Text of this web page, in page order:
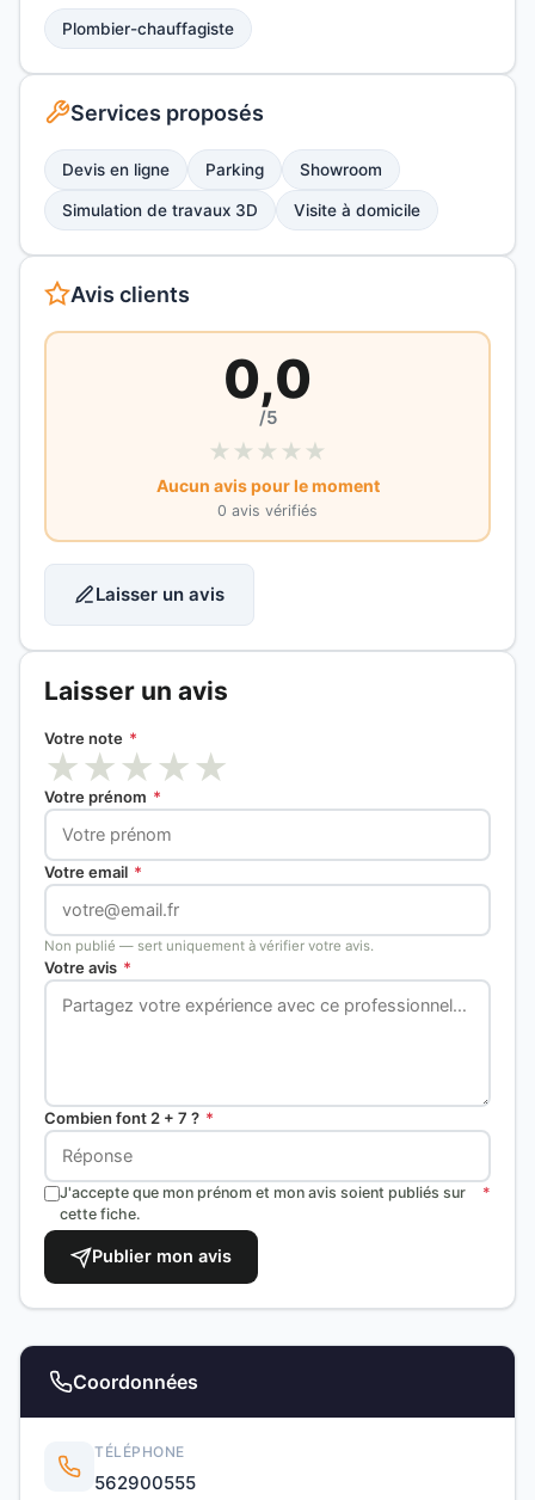
Plombier-chauffagiste
Services proposés
Devis en ligne Parking Showroom
Simulation de travaux 3D Visite à domicile
Avis clients
0,0
/5
★ ★ ★ ★ ★
Aucun avis pour le moment
0 avis vérifiés
Laisser un avis
Laisser un avis
Votre note *
★★★★★
Votre prénom *
Votre email *
Non publié — sert uniquement à vérifier votre avis.
Votre avis *
Combien font 2 + 7 ? *
J'accepte que mon prénom et mon avis soient publiés sur
cette fiche.
*
Publier mon avis
Coordonnées
TÉLÉPHONE
562900555